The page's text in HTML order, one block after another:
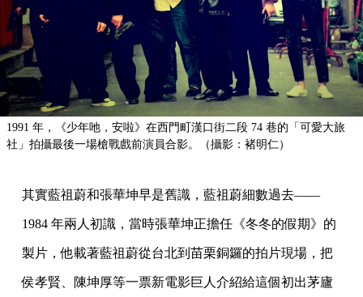
1991 年，《少年吔，安啦》在西門町漢口街二段 74 巷的「可愛大旅
社」拍攝最後一場槍戰戲前演員合影。（攝影：褚明仁）
其實藍祖蔚和張華坤早是舊識，藍祖蔚細數過去——
1984 年兩人初識，當時張華坤正擔任《冬冬的假期》的
製片，他載著藍祖蔚從台北到苗栗銅鑼的拍片現場，把
侯孝賢、陳坤厚等一票新電影巨人介紹給這個初出茅廬